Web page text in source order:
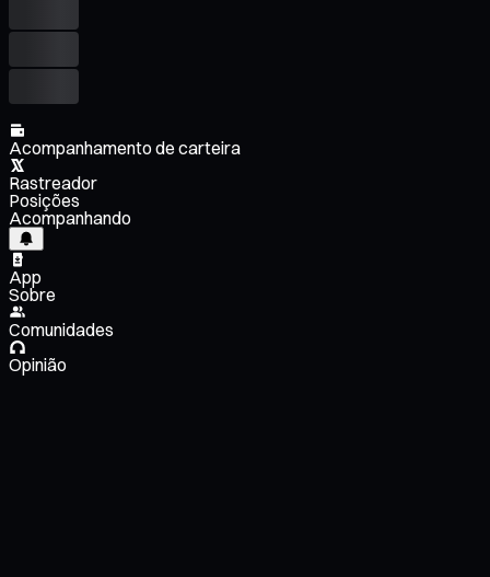
Acompanhamento de carteira
Rastreador
Posições
Acompanhando
App
Sobre
Comunidades
Opinião